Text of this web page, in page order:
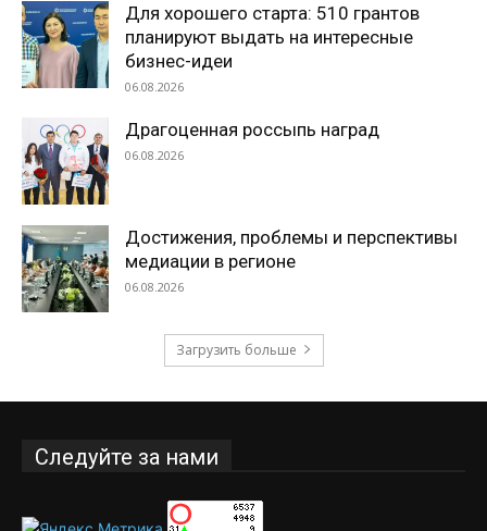
Для хорошего старта: 510 грантов
планируют выдать на интересные
бизнес-идеи
06.08.2026
Драгоценная россыпь наград
06.08.2026
Достижения, проблемы и перспективы
медиации в регионе
06.08.2026
Загрузить больше
Следуйте за нами